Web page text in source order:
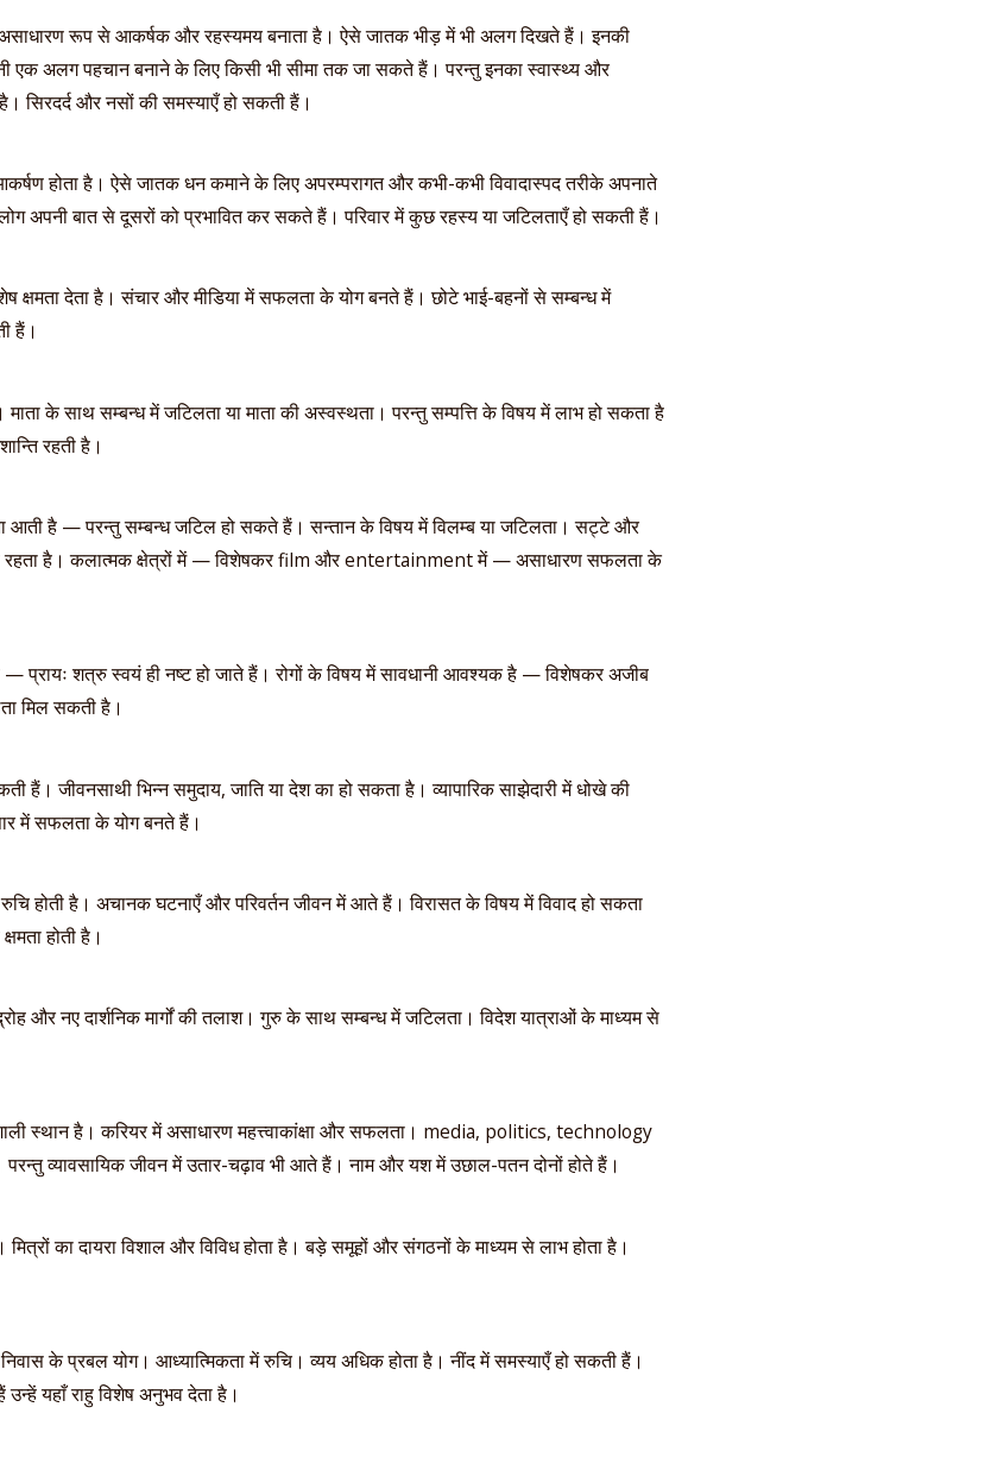
असाधारण रूप से आकर्षक और रहस्यमय बनाता है। ऐसे जातक भीड़ में भी अलग दिखते हैं। इनकी
एक अलग पहचान बनाने के लिए किसी भी सीमा तक जा सकते हैं। परन्तु इनका स्वास्थ्य और
सिरदर्द और नसों की समस्याएँ हो सकती हैं।
होता है। ऐसे जातक धन कमाने के लिए अपरम्परागत और कभी-कभी विवादास्पद तरीके अपनाते
अपनी बात से दूसरों को प्रभावित कर सकते हैं। परिवार में कुछ रहस्य या जटिलताएँ हो सकती हैं।
क्षमता देता है। संचार और मीडिया में सफलता के योग बनते हैं। छोटे भाई-बहनों से सम्बन्ध में
हैं।
के साथ सम्बन्ध में जटिलता या माता की अस्वस्थता। परन्तु सम्पत्ति के विषय में लाभ हो सकता है
रहती है।
आती है — परन्तु सम्बन्ध जटिल हो सकते हैं। सन्तान के विषय में विलम्ब या जटिलता। सट्टे और
भी रहता है। कलात्मक क्षेत्रों में — विशेषकर film और entertainment में — असाधारण सफलता के
प्रायः शत्रु स्वयं ही नष्ट हो जाते हैं। रोगों के विषय में सावधानी आवश्यक है — विशेषकर अजीब
मिल सकती है।
हैं। जीवनसाथी भिन्न समुदाय, जाति या देश का हो सकता है। व्यापारिक साझेदारी में धोखे की
में सफलता के योग बनते हैं।
रुचि होती है। अचानक घटनाएँ और परिवर्तन जीवन में आते हैं। विरासत के विषय में विवाद हो सकता
होती है।
और नए दार्शनिक मार्गों की तलाश। गुरु के साथ सम्बन्ध में जटिलता। विदेश यात्राओं के माध्यम से
स्थान है। करियर में असाधारण महत्त्वाकांक्षा और सफलता। media, politics, technology
व्यावसायिक जीवन में उतार-चढ़ाव भी आते हैं। नाम और यश में उछाल-पतन दोनों होते हैं।
का दायरा विशाल और विविध होता है। बड़े समूहों और संगठनों के माध्यम से लाभ होता है।
के प्रबल योग। आध्यात्मिकता में रुचि। व्यय अधिक होता है। नींद में समस्याएँ हो सकती हैं।
यहाँ राहु विशेष अनुभव देता है।